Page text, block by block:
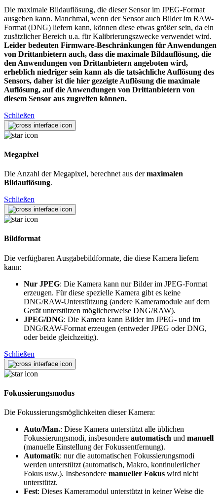
Die maximale Bildauflösung, die dieser Sensor im JPEG-Format
ausgeben kann. Manchmal, wenn der Sensor auch Bilder im RAW-
Format (DNG) liefern kann, können diese etwas größer sein, da ein
zusätzlicher Bereich u.a. für Kalibrierungszwecke verwendet wird.
Leider bedeuten Firmware-Beschränkungen für Anwendungen
von Drittanbietern auch, dass die maximale Bildauflösung, die
den Anwendungen von Drittanbietern angeboten wird,
erheblich niedriger sein kann als die tatsächliche Auflösung des
Sensors, daher ist die hier gezeigte Auflösung die maximale
Auflösung, auf die Anwendungen von Drittanbietern von
diesem Sensor aus zugreifen können.
Schließen
Megapixel
Die Anzahl der Megapixel, berechnet aus dermaximalen
Bildauflösung.
Schließen
Bildformat
Die verfügbaren Ausgabebildformate, die diese Kamera liefern
kann:
Nur JPEG: Die Kamera kann nur Bilder im JPEG-Format
erzeugen. Für diese spezielle Kamera gibt es keine
DNG/RAW-Unterstützung (andere Kameramodule auf dem
Gerät unterstützen möglicherweise DNG/RAW).
JPEG/DNG: Die Kamera kann Bilder im JPEG- und im
DNG/RAW-Format erzeugen (entweder JPEG oder DNG,
oder beide gleichzeitig).
Schließen
Fokussierungsmodus
Die Fokussierungsmöglichkeiten dieser Kamera:
Auto/Man.: Diese Kamera unterstützt alle üblichen
Fokussierungsmodi, insbesondere automatisch und manuell
(manuelle Einstellung der Fokussentfernung).
Automatik: nur die automatischen Fokussierungsmodi
werden unterstützt (automatisch, Makro, kontinuierlicher
Fokus usw.). Insbesondere manueller Fokus wird nicht
unterstützt.
Fest: Dieses Kameramodul unterstützt in keiner Weise die